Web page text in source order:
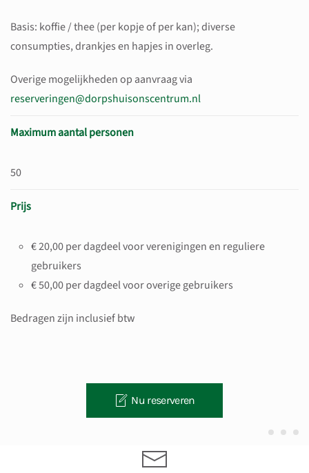
Basis: koffie / thee (per kopje of per kan); diverse
consumpties, drankjes en hapjes in overleg.
Overige mogelijkheden op aanvraag via
reserveringen@dorpshuisonscentrum.nl
Maximum aantal personen
50
Prijs
€ 20,00 per dagdeel voor verenigingen en reguliere
gebruikers
€ 50,00 per dagdeel voor overige gebruikers
Bedragen zijn inclusief btw
Nu reserveren